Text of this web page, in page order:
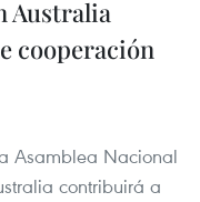
Australia
cooperación
Asamblea Nacional
contribuirá a